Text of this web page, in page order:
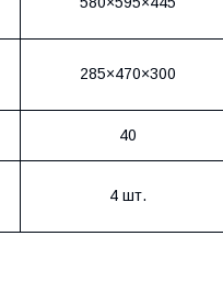
285×470×300
40
4 шт.